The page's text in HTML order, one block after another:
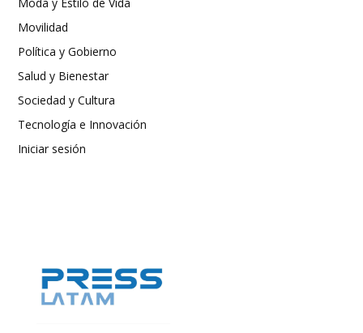
Movilidad
Política y Gobierno
Salud y Bienestar
Sociedad y Cultura
Tecnología e Innovación
Iniciar sesión